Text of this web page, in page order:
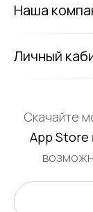
Наша
Личный
Скачайте
App Store